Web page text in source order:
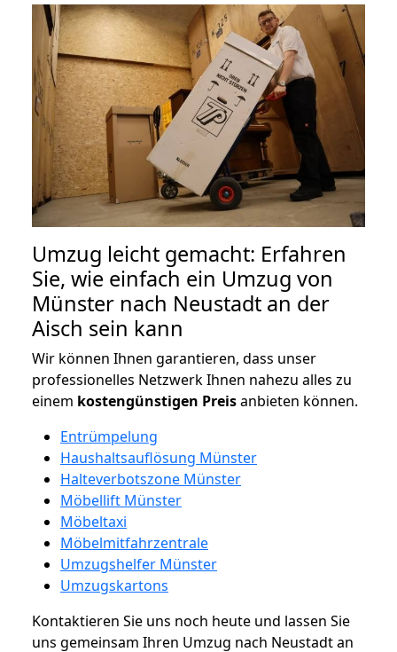
Umzug leicht gemacht: Erfahren
Sie, wie einfach ein Umzug von
Münster nach Neustadt an der
Aisch sein kann
Wir können Ihnen garantieren, dass unser
professionelles Netzwerk Ihnen nahezu alles zu
einem kostengünstigen Preisanbieten können.
Entrümpelung
Haushaltsauflösung Münster
Halteverbotszone Münster
Möbellift Münster
Möbeltaxi
Möbelmitfahrzentrale
Umzugshelfer Münster
Umzugskartons
Kontaktieren Sie uns noch heute und lassen Sie
uns gemeinsam Ihren Umzug nach Neustadt an